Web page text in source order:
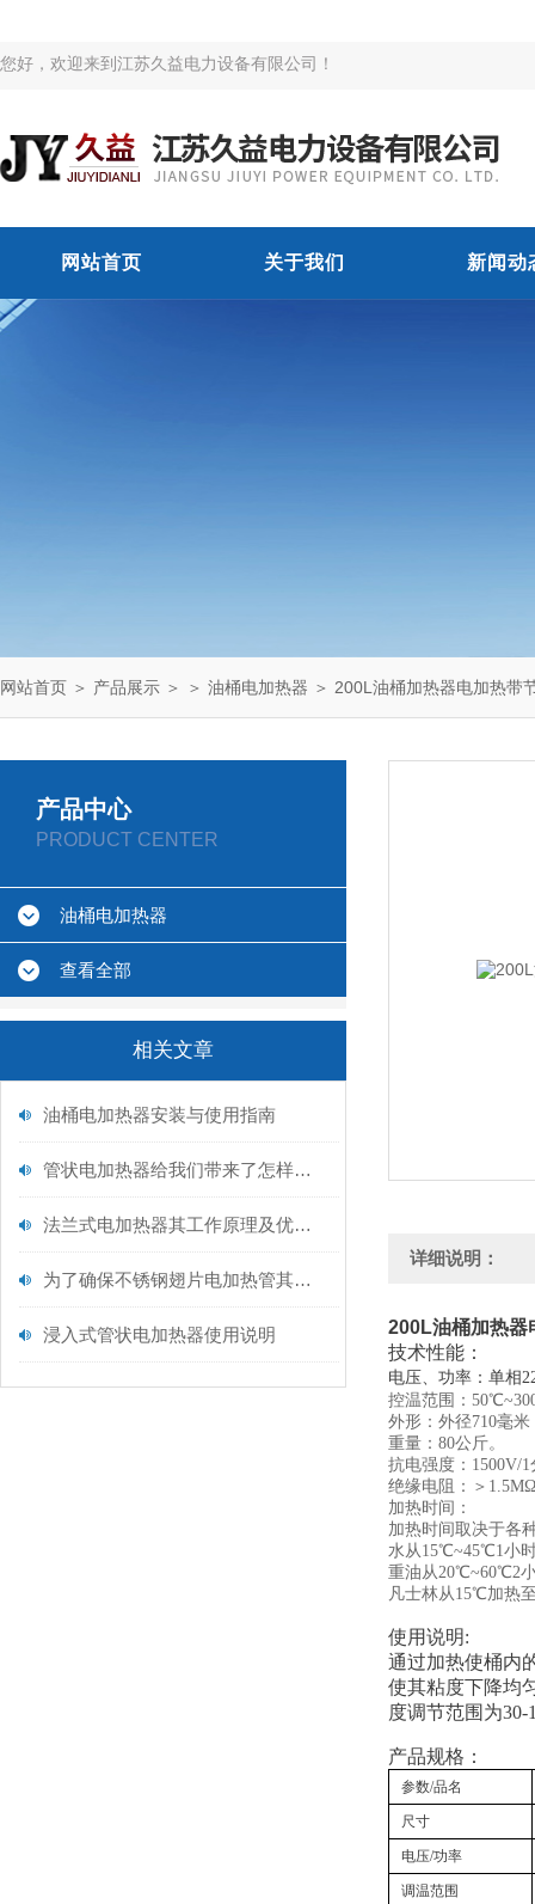
您好，欢迎来到江苏久益电力设备有限公司！
网站首页 关于我们 新闻动
网站首页 ＞ 产品展示 ＞ ＞ 油桶电加热器 ＞ 200L油桶加热器电加热带
产品中心
PRODUCT CENTER
油桶电加热器
查看全部
相关文章
油桶电加热器安装与使用指南
管状电加热器给我们带来了怎样的优势呢？
法兰式电加热器其工作原理及优点分别如下
为了确保不锈钢翅片电加热管其长期稳定的运行，少不了以下操作事项！
浸入式管状电加热器使用说明
详细说明：
200L油桶加热器
技术性能：
电压、功率：单相
控温范围：
外形：外径710毫
重量：80公斤。
抗电强度：1500V/1
绝缘电阻：＞1.5ΜΩ
加热时间：
加热时间取决于各
水从15℃~45℃1小
重油从20℃~60℃2
凡士林从15℃加热
使用说明:
通过加热使桶内
使其粘度下降均
度调节范围为
产品规格：
参数/品名
尺寸
电压/功率
调温范围